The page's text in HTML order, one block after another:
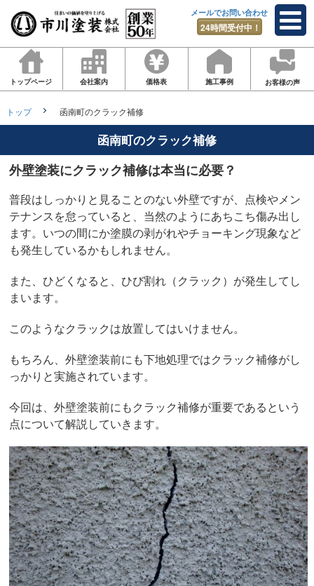
メールでお問い合わせ
24時間受付中！
トップページ 会社案内 価格表 施工事例 お客様の声
トップ 函南町のクラック補修
函南町のクラック補修
外壁塗装にクラック補修は本当に必要？
普段はしっかりと見ることのない外壁ですが、点検やメン
テナンスを怠っていると、当然のようにあちこち傷み出し
ます。いつの間にか塗膜の剥がれやチョーキング現象など
も発生しているかもしれません。
また、ひどくなると、ひび割れ（クラック）が発生してし
まいます。
このようなクラックは放置してはいけません。
もちろん、外壁塗装前にも下地処理ではクラック補修がし
っかりと実施されています。
今回は、外壁塗装前にもクラック補修が重要であるという
点について解説していきます。